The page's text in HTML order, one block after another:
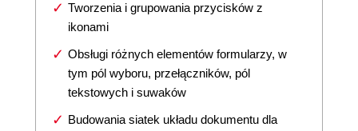
Tworzenia i grupowania przycisków z
ikonami
Obsługi różnych elementów formularzy, w
tym pól wyboru, przełączników, pól
tekstowych i suwaków
Budowania siatek układu dokumentu dla